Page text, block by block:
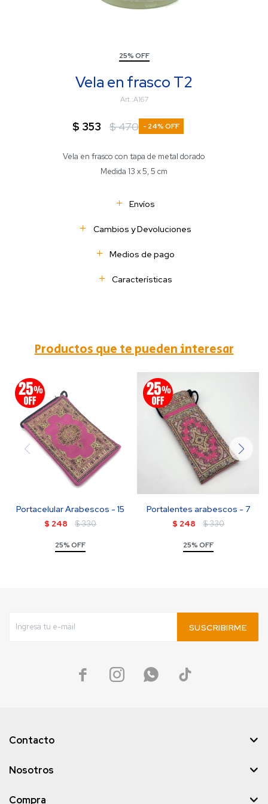
25% OFF
Vela en frasco T2
A167
$ 353 $470 24
Vela en frasco con tapa de metal dorado
Medida 13 x 5, 5 cm
Envíos
Cambios y Devoluciones
Medios de pago
Características
Productos que te pueden interesar
Portacelular Arabescos - 15
$ 248 $330
25% OFF
Portalentes arabescos - 7
$ 248 $330
25% OFF
SUSCRIBIRME
   
Contacto
Nosotros
Compra